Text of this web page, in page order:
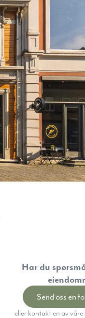
Har du
Send oss en
eller kontakt en av